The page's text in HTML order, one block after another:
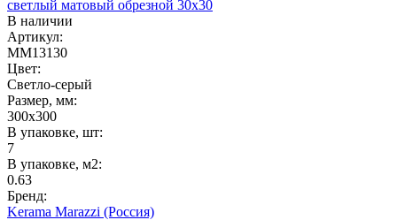
светлый матовый обрезной 30x30
В наличии
Артикул:
MM13130
Цвет:
Светло-серый
Размер, мм:
300x300
В упаковке, шт:
7
В упаковке, м2:
0.63
Бренд:
Kerama Marazzi (Россия)